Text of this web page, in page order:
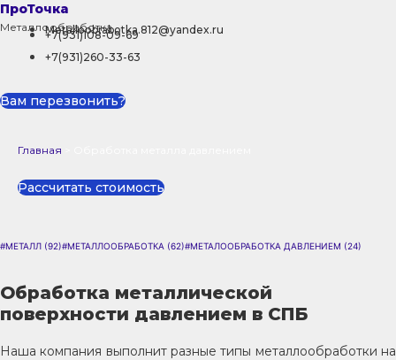
ПроТочка
Металлообработка
Metalloobrabotka.812@yandex.ru
+7(931)108-09-69
+7(931)260-33-63
Вам перезвонить?
Главная
Рассчитать стоимость
#МЕТАЛЛ (92)#МЕТАЛЛООБРАБОТКА (62)#МЕТАЛООБРАБОТКА ДАВЛЕНИЕМ (24)
Обработка металлической
поверхности давлением в СПБ
Наша компания выполнит разные типы металлообработки на